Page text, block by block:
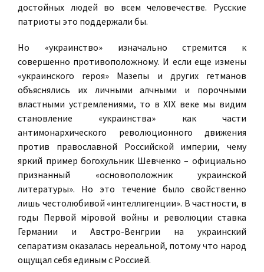
достойных людей во всем человечестве. Русские
патриоты это поддержали бы.
Но «украинство» изначально стремится к
совершенно противоположному. И если еще измены
«украинского героя» Мазепы и других гетманов
объяснялись их личными алчными и порочными
властными устремлениями, то в XIX веке мы видим
становление «украинства» как части
антимонархического революционного движения
против православной Российской империи, чему
яркий пример богохульник Шевченко – официально
признанный «основоположник украинской
литературы». Но это течение было свойственно
лишь честолюбивой «интеллигенции». В частности, в
годы Первой мiровой войны и революции ставка
Германии и Австро-Венгрии на украинский
сепаратизм оказалась нереальной, потому что народ
ощущал себя единым с Россией.